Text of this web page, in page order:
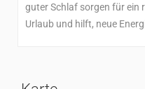
guter Schlaf sorgen für ein
Urlaub und hilft, neue